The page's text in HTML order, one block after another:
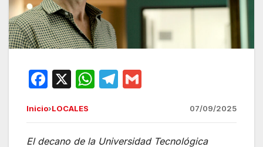
F
c
e
X
W
at
s
T
e
gr
ail
Inicio›LOCALES 07/09/2025
El decano de la Universidad Tecnológica